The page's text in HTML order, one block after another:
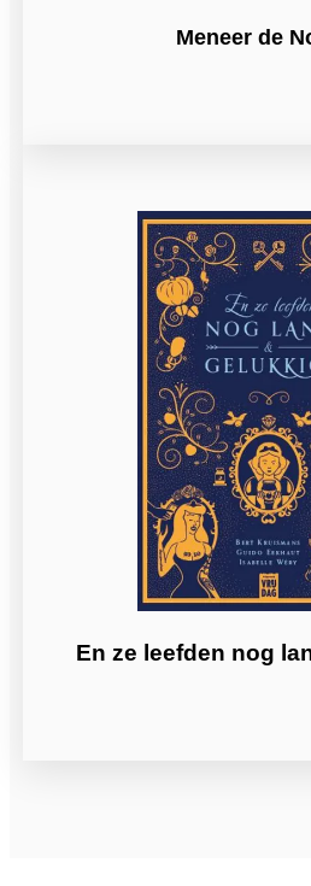
Meneer de
En ze leefden nog